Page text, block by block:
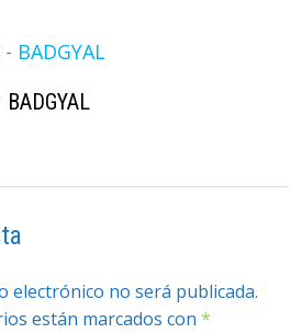
electrónico no será publicada.
están marcados con*